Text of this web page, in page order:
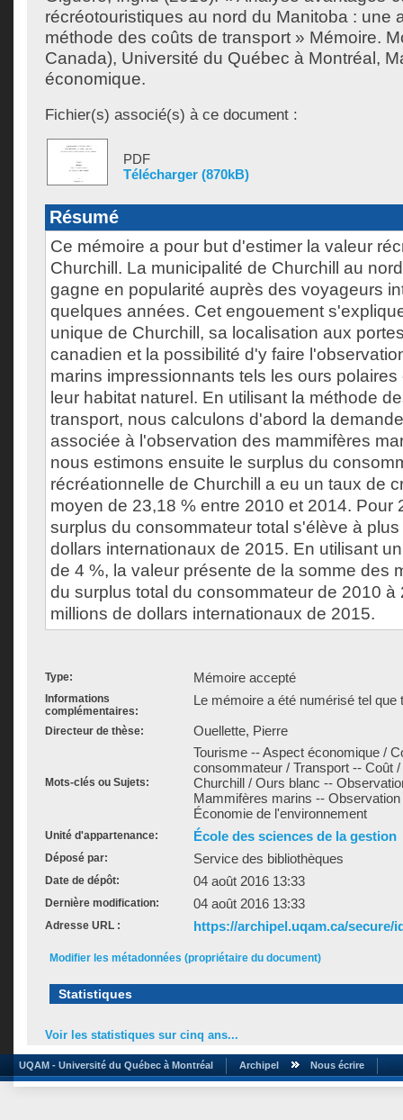
récréotouristiques au nord du Manitoba : une
méthode des coûts de transport » Mémoire.
Canada), Université du Québec à Montréal,
économique.
Fichier(s) associé(s) à ce document :
PDF
Télécharger (870kB)
Résumé
Ce mémoire a pour but d'estimer la valeur
Churchill. La municipalité de Churchill au
gagne en popularité auprès des voyageurs
quelques années. Cet engouement
unique de Churchill, sa localisation aux
canadien et la possibilité d'y faire
marins impressionnants tels les ours
leur habitat naturel. En utilisant la méthode
transport, nous calculons d'abord la
associée à l'observation des mammifères
nous estimons ensuite le surplus du
récréationnelle de Churchill a eu un taux de
moyen de 23,18 % entre 2010 et 2014. Pour
surplus du consommateur total s'élève à
dollars internationaux de 2015. En utilisant
de 4 %, la valeur présente de la somme des
du surplus total du consommateur de 2010 à
millions de dollars internationaux de 2015.
Type: Mémoire accepté
Informations
complémentaires:
Le mémoire a été numérisé tel que
Directeur de thèse: Ouellette, Pierre
Mots-clés ou Sujets:
Tourisme -- Aspect économique /
consommateur / Transport -- Coût
Churchill / Ours blanc --
Mammifères marins --
Économie de l'environnement
Unité d'appartenance: École des sciences de la gestion
Déposé par: Service des bibliothèques
Date de dépôt: 04 août 2016 13:33
Dernière modification: 04 août 2016 13:33
Adresse URL : https://archipel.uqam.ca/secure/
Modifier les métadonnées (propriétaire du document)
Statistiques
Voir les statistiques sur cinq ans...
UQAM - Université du Québec à Montréal Archipel Nous écrire